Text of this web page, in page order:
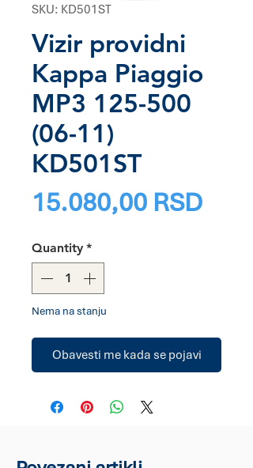
SKU: KD501ST
Vizir providni
Kappa Piaggio
MP3 125-500
(06-11)
KD501ST
15.080,00 RSDPrice
Quantity *
Nema na stanju
Obavesti me kada se pojavi